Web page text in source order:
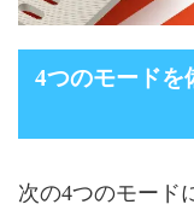
4つのモードを
次の4つのモード